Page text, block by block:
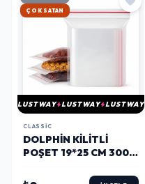
HIZLI KARGO
LUSTWAY LUSTWAY LUSTWAY
CLASSIC
DOLPHIN KILITLI
POŞET 19*25 CM 300